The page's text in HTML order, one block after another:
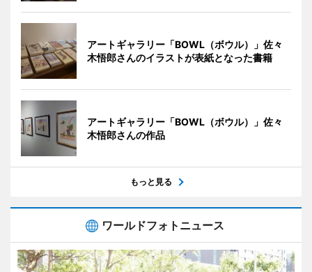
アートギャラリー「BOWL（ボウル）」佐々
木悟郎さんのイラストが表紙となった書籍
アートギャラリー「BOWL（ボウル）」佐々
木悟郎さんの作品
もっと見る
ワールドフォトニュース